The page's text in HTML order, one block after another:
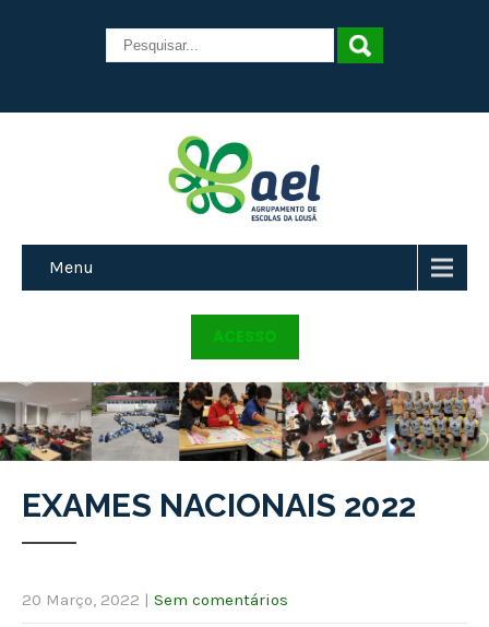
Menu
ACESSO
EXAMES NACIONAIS 2022
20 Março, 2022 | Sem comentários